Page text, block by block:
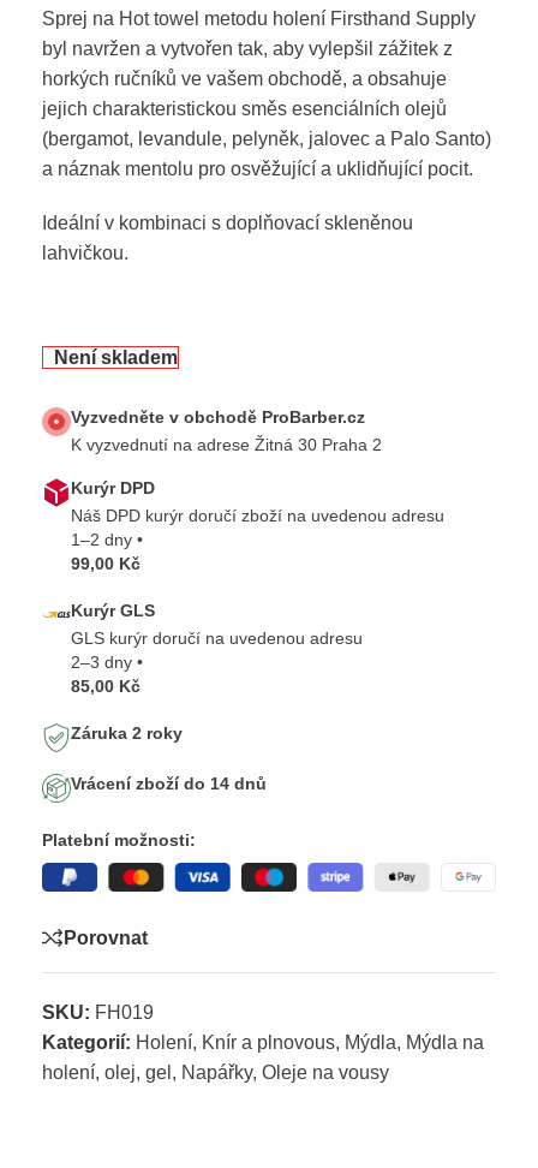
Sprej na Hot towel metodu holení Firsthand Supply
byl navržen a vytvořen tak, aby vylepšil zážitek z
horkých ručníků ve vašem obchodě, a obsahuje
jejich charakteristickou směs esenciálních olejů
(bergamot, levandule, pelyněk, jalovec a Palo Santo)
a náznak mentolu pro osvěžující a uklidňující pocit.
Ideální v kombinaci s doplňovací skleněnou
lahvičkou.
Není skladem
Vyzvedněte v obchodě ProBarber.cz
K vyzvednutí na adrese Žitná 30 Praha 2
Kurýr DPD
Náš DPD kurýr doručí zboží na uvedenou adresu
1–2 dny •
99,00 Kč
Kurýr GLS
GLS kurýr doručí na uvedenou adresu
2–3 dny •
85,00 Kč
Záruka 2 roky
Vrácení zboží do 14 dnů
Platební možnosti:
Porovnat
SKU: FH019
Kategorií: Holení, Knír a plnovous, Mýdla, Mýdla na
holení, olej, gel , Napářky, Oleje na vousy